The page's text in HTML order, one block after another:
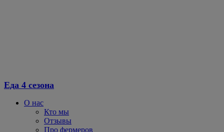
Еда 4 сезона
О нас
Кто мы
Отзывы
Про фермеров